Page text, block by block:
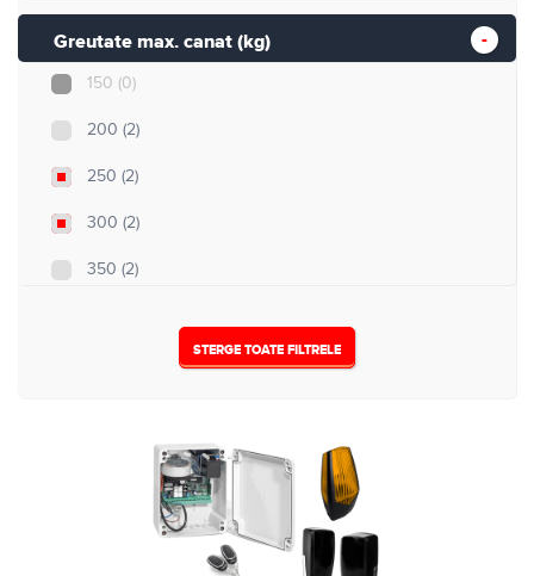
4(1)
5(0)
Greutate max. canat (kg)
150 (0)
200 (2)
250 (2)
300 (2)
350 (2)
Nespecificat(14)
STERGE TOATE FILTRELE